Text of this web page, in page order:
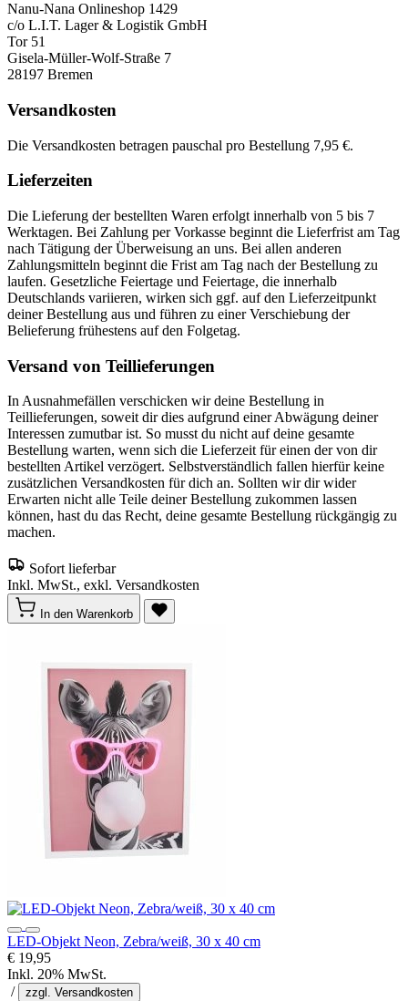
Nanu-Nana Onlineshop 1429
c/o L.I.T. Lager & Logistik GmbH
Tor 51
Gisela-Müller-Wolf-Straße 7
28197 Bremen
Versandkosten
Die Versandkosten betragen pauschal pro Bestellung 7,95 €.
Lieferzeiten
Die Lieferung der bestellten Waren erfolgt innerhalb von 5 bis 7
Werktagen. Bei Zahlung per Vorkasse beginnt die Lieferfrist am Tag
nach Tätigung der Überweisung an uns. Bei allen anderen
Zahlungsmitteln beginnt die Frist am Tag nach der Bestellung zu
laufen. Gesetzliche Feiertage und Feiertage, die innerhalb
Deutschlands variieren, wirken sich ggf. auf den Lieferzeitpunkt
deiner Bestellung aus und führen zu einer Verschiebung der
Belieferung frühestens auf den Folgetag.
Versand von Teillieferungen
In Ausnahmefällen verschicken wir deine Bestellung in
Teillieferungen, soweit dir dies aufgrund einer Abwägung deiner
Interessen zumutbar ist. So musst du nicht auf deine gesamte
Bestellung warten, wenn sich die Lieferzeit für einen der von dir
bestellten Artikel verzögert. Selbstverständlich fallen hierfür keine
zusätzlichen Versandkosten für dich an. Sollten wir dir wider
Erwarten nicht alle Teile deiner Bestellung zukommen lassen
können, hast du das Recht, deine gesamte Bestellung rückgängig zu
machen.
Sofort lieferbar
Inkl. MwSt., exkl. Versandkosten
In den Warenkorb
LED-Objekt Neon, Zebra/weiß, 30 x 40 cm
€ 19,95
Inkl. 20% MwSt.
/
zzgl. Versandkosten